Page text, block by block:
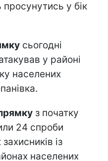
у бік
сьогодні
у районі
населених
з початку
24 спроби
із
населених